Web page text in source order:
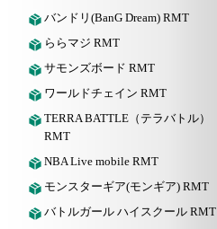
バンドリ(BanG Dream) RMT
ららマジ RMT
サモンズボード RMT
ワールドチェイン RMT
TERRA BATTLE（テラバトル）
RMT
NBA Live mobile RMT
モンスターギア(モンギア) RMT
バトルガール ハイスクール RMT